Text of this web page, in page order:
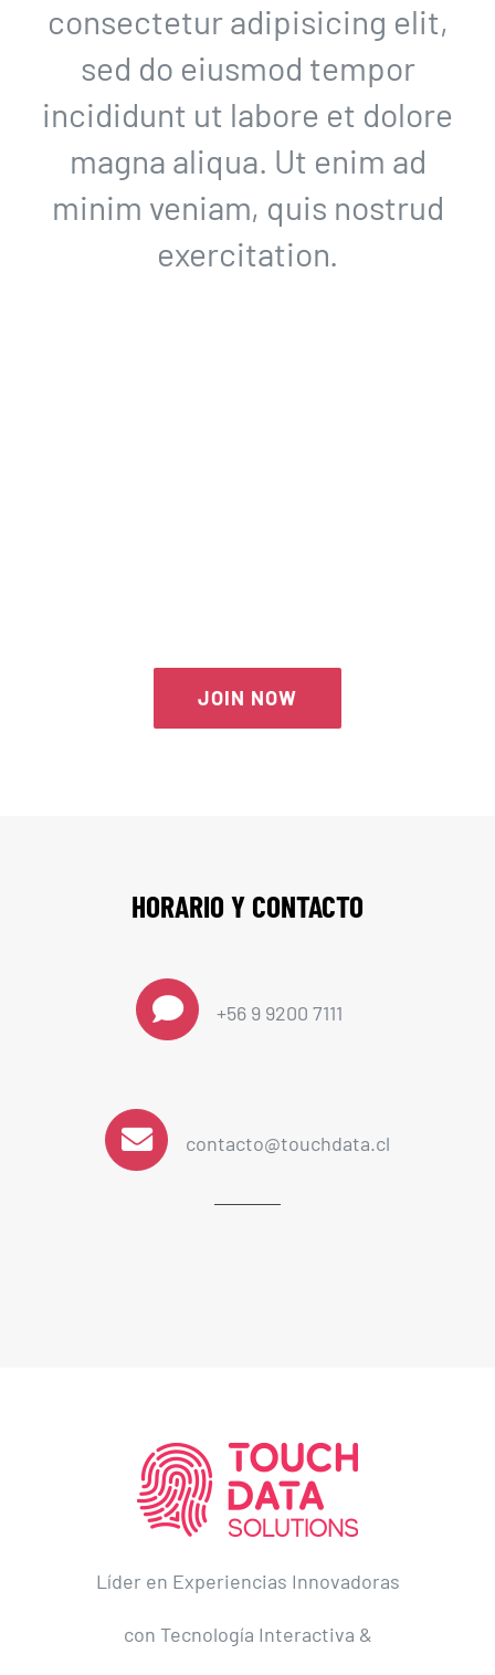
consectetur adipisicing elit,
sed do eiusmod tempor
incididunt ut labore et dolore
magna aliqua. Ut enim ad
minim veniam, quis nostrud
exercitation.
JOIN NOW
HORARIO Y CONTACTO
+56 9 9200 7111
contacto@touchdata.cl
Líder en Experiencias Innovadoras
con Tecnología Interactiva &